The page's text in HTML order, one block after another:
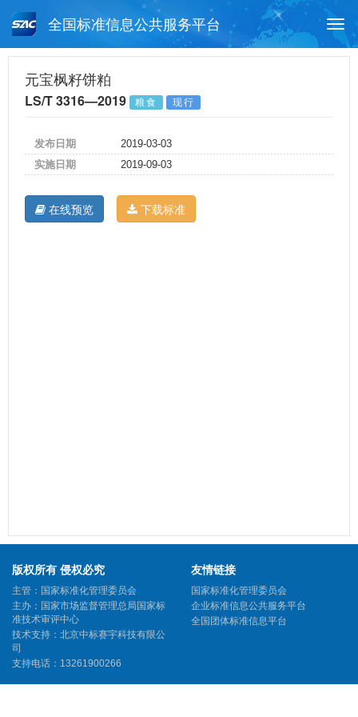
全国标准信息公共服务平台
月报查询 标准公告查询
元宝枫籽饼粕
LS/T 3316—2019 粮食 现行
发布日期
2019-03-03
实施日期
2019-09-03
在线预览 下载标准
版权所有 侵权必究
主管：国家标准化管理委员会
主办：国家市场监督管理总局国家标
准技术审评中心
技术支持：北京中标赛宇科技有限公
司
支持电话：13261900266
友情链接
国家标准化管理委员会
企业标准信息公共服务平台
全国团体标准信息平台